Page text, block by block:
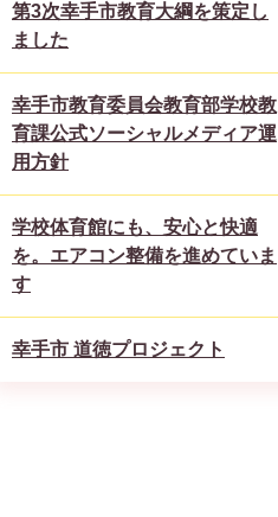
第3次幸手市教育大綱を策定し
ました
幸手市教育委員会教育部学校教
育課公式ソーシャルメディア運
用方針
学校体育館にも、安心と快適
を。エアコン整備を進めていま
す
幸手市 道徳プロジェクト